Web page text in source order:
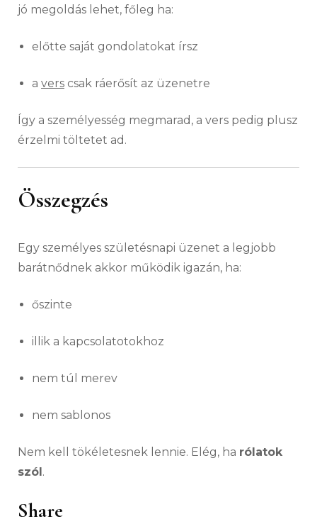
jó megoldás lehet, főleg ha:
előtte saját gondolatokat írsz
a vers csak ráerősít az üzenetre
Így a személyesség megmarad, a vers pedig plusz
érzelmi töltetet ad.
Összegzés
Egy személyes születésnapi üzenet a legjobb
barátnődnek akkor működik igazán, ha:
őszinte
illik a kapcsolatotokhoz
nem túl merev
nem sablonos
Nem kell tökéletesnek lennie. Elég, ha rólatok
szól.
Share